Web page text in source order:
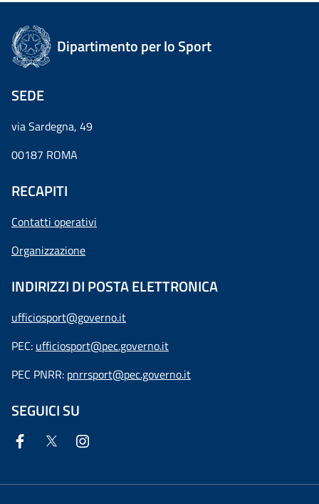
Dipartimento per lo Sport
SEDE
via Sardegna, 49
00187 ROMA
RECAPITI
Contatti operativi
Organizzazione
INDIRIZZI DI POSTA ELETTRONICA
ufficiosport@governo.it
PEC: ufficiosport@pec.governo.it
PEC PNRR: pnrrsport@pec.governo.it
SEGUICI SU